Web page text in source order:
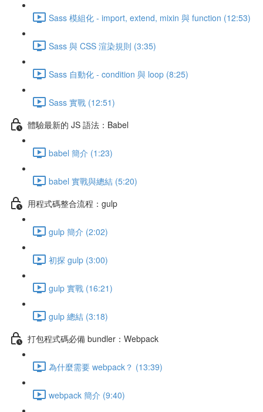
Sass 模組化 - import, extend, mixin 與 function (12:53)
Sass 與 CSS 渲染規則 (3:35)
Sass 自動化 - condition 與 loop (8:25)
Sass 實戰 (12:51)
體驗最新的 JS 語法：Babel
babel 簡介 (1:23)
babel 實戰與總結 (5:20)
用程式碼整合流程：gulp
gulp 簡介 (2:02)
初探 gulp (3:00)
gulp 實戰 (16:21)
gulp 總結 (3:18)
打包程式碼必備 bundler：Webpack
為什麼需要 webpack？ (13:39)
webpack 簡介 (9:40)